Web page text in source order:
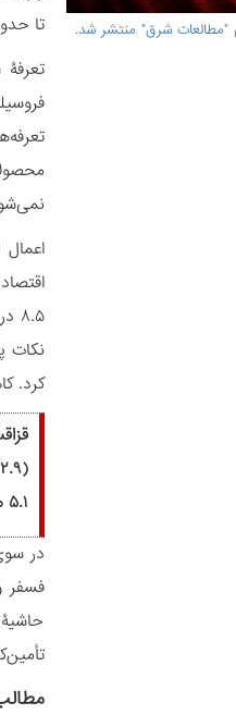
تا
کرد.
۵.۱ میلیارد دلاری در سال ۲۰۲۴) می‌تواند ضررهای ناشی از تعرفه‌های ایالات متحده را جبران کند.
فسفر